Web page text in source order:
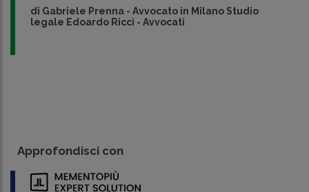
di Gabriele Prenna - Avvocato in Milano Studio
legale Edoardo Ricci - Avvocati
Approfondisci con